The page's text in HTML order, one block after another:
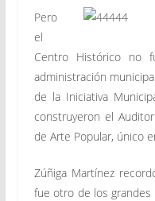
Pero
el
Centro Histórico no
administración
de la Iniciativa
construyeron el
de Arte Popular, único
Zúñiga Martínez
fue otro de los grandes